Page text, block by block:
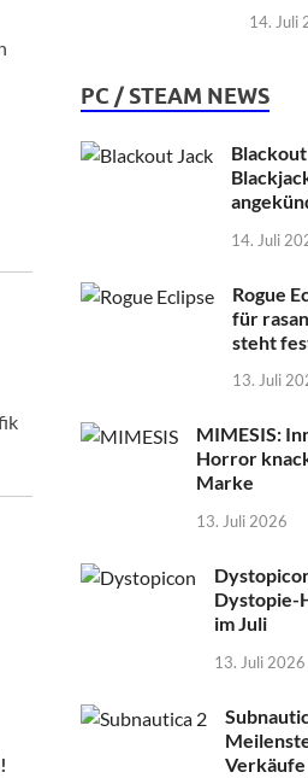
14. Juli
PC / STEAM NEWS
14. Juli
Rogue
für
steht
13. Juli
MIMESIS:
Horror
Marke
13. Juli 2026
Dystopie-
im Juli
13. Juli 2026
Verkäufe